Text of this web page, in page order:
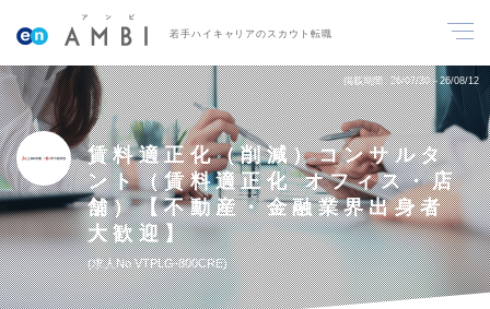
若手ハイキャリアのスカウト転職
掲載期間 26/07/30～26/08/12
賃料適正化（削減）コンサルタ
ント（賃料適正化 オフィス・店
舗）【不動産・金融業界出身者
大歓迎】
求人No.VTPLG-800CRE